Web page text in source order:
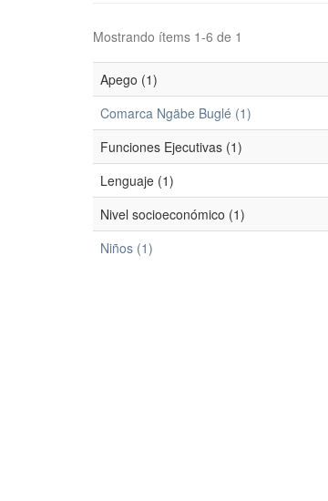
Mostrando ítems 1-6 de 1
Apego (1)
Comarca Ngäbe Buglé (1)
Funciones Ejecutivas (1)
Lenguaje (1)
Nivel socioeconómico (1)
Niños (1)